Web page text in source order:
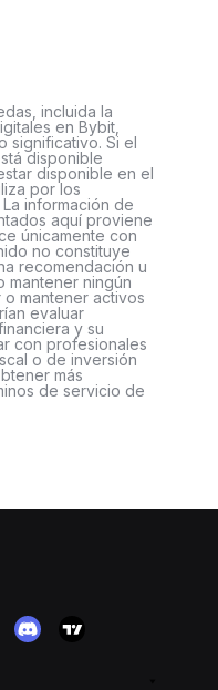
incluida la
en Bybit,
significativo. Si el
disponible
disponible en el
por los
información de
aquí proviene
únicamente con
no constituye
recomendación u
mantener ningún
mantener activos
evaluar
y su
con profesionales
o de inversión
más
de servicio de